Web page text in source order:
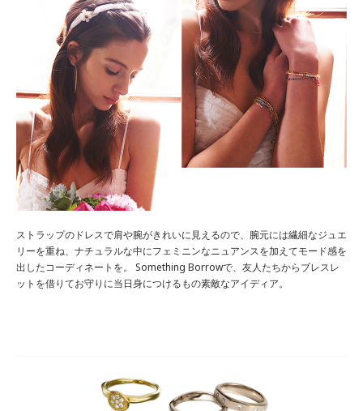
ストラップのドレスで肩や腕がきれいに見えるので、腕元には繊細なジュエ
リーを重ね、ナチュラルな中にフェミニンなニュアンスを加えてモード感を
出したコーディネートを。 Something Borrowで、友人たちからブレスレ
ットを借りてお守りに当日身につけるもの素敵なアイディア。